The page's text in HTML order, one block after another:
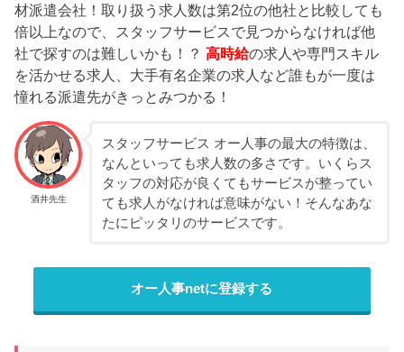
材派遣会社！取り扱う求人数は第2位の他社と比較しても
倍以上なので、スタッフサービスで見つからなければ他
社で探すのは難しいかも！？高時給の求人や専門スキル
を活かせる求人、大手有名企業の求人など誰もが一度は
憧れる派遣先がきっとみつかる！
酒井先生
スタッフサービス オー人事の最大の特徴は、
なんといっても求人数の多さです。いくらス
タッフの対応が良くてもサービスが整ってい
ても求人がなければ意味がない！そんなあな
たにピッタリのサービスです。
オー人事netに登録する